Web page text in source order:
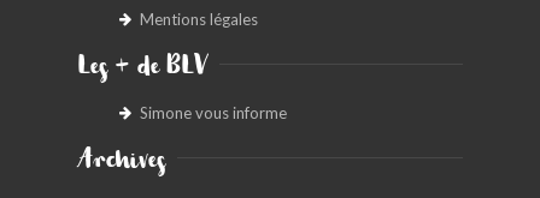
Mentions légales
Les + de BLV
Simone vous informe
Archives